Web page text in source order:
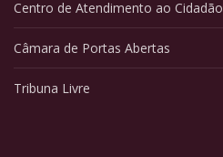
Centro de Atendimento ao Cidadão
Câmara de Portas Abertas
Tribuna Livre